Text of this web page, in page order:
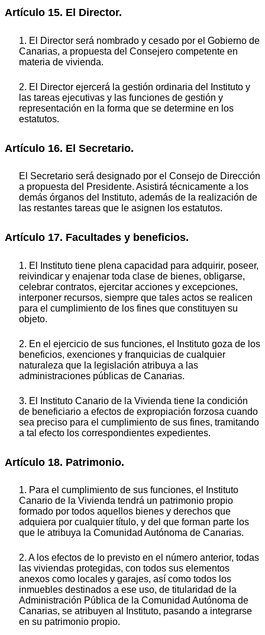
Artículo 15. El Director.
1. El Director será nombrado y cesado por el Gobierno de
Canarias, a propuesta del Consejero competente en
materia de vivienda.
2. El Director ejercerá la gestión ordinaria del Instituto y
las tareas ejecutivas y las funciones de gestión y
representación en la forma que se determine en los
estatutos.
Artículo 16. El Secretario.
El Secretario será designado por el Consejo de Dirección
a propuesta del Presidente. Asistirá técnicamente a los
demás órganos del Instituto, además de la realización de
las restantes tareas que le asignen los estatutos.
Artículo 17. Facultades y beneficios.
1. El Instituto tiene plena capacidad para adquirir, poseer,
reivindicar y enajenar toda clase de bienes, obligarse,
celebrar contratos, ejercitar acciones y excepciones,
interponer recursos, siempre que tales actos se realicen
para el cumplimiento de los fines que constituyen su
objeto.
2. En el ejercicio de sus funciones, el Instituto goza de los
beneficios, exenciones y franquicias de cualquier
naturaleza que la legislación atribuya a las
administraciones públicas de Canarias.
3. El Instituto Canario de la Vivienda tiene la condición
de beneficiario a efectos de expropiación forzosa cuando
sea preciso para el cumplimiento de sus fines, tramitando
a tal efecto los correspondientes expedientes.
Artículo 18. Patrimonio.
1. Para el cumplimiento de sus funciones, el Instituto
Canario de la Vivienda tendrá un patrimonio propio
formado por todos aquellos bienes y derechos que
adquiera por cualquier título, y del que forman parte los
que le atribuya la Comunidad Autónoma de Canarias.
2. A los efectos de lo previsto en el número anterior, todas
las viviendas protegidas, con todos sus elementos
anexos como locales y garajes, así como todos los
inmuebles destinados a ese uso, de titularidad de la
Administración Pública de la Comunidad Autónoma de
Canarias, se atribuyen al Instituto, pasando a integrarse
en su patrimonio propio.